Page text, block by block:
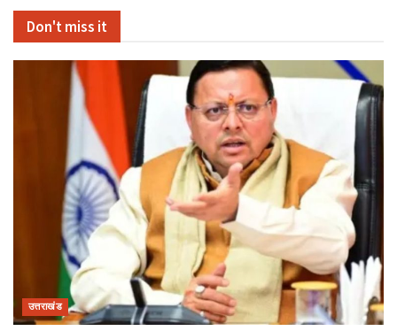
Don't miss it
उत्तराखंड